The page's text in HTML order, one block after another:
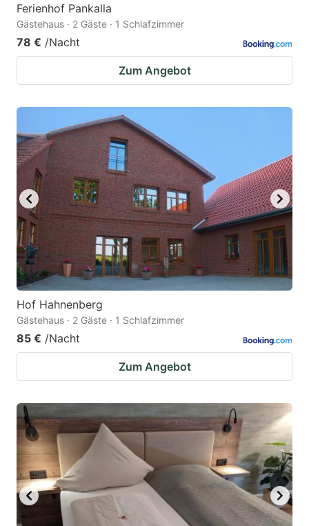
Ferienhof Pankalla
Gästehaus · 2 Gäste · 1 Schlafzimmer
78 € /Nacht
Zum Angebot
Hof Hahnenberg
Gästehaus · 2 Gäste · 1 Schlafzimmer
85 € /Nacht
Zum Angebot